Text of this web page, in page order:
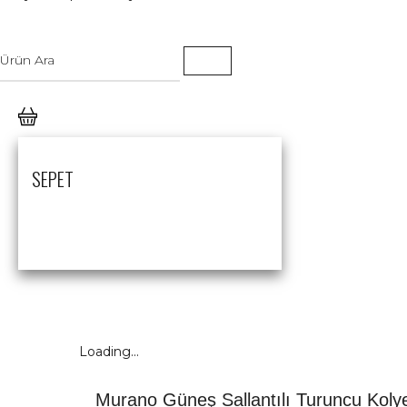
SEPET
Loading...
Murano Güneş Sallantılı Turuncu